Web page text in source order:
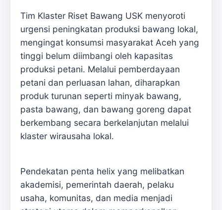
Tim Klaster Riset Bawang USK menyoroti
urgensi peningkatan produksi bawang lokal,
mengingat konsumsi masyarakat Aceh yang
tinggi belum diimbangi oleh kapasitas
produksi petani. Melalui pemberdayaan
petani dan perluasan lahan, diharapkan
produk turunan seperti minyak bawang,
pasta bawang, dan bawang goreng dapat
berkembang secara berkelanjutan melalui
klaster wirausaha lokal.
Pendekatan penta helix yang melibatkan
akademisi, pemerintah daerah, pelaku
usaha, komunitas, dan media menjadi